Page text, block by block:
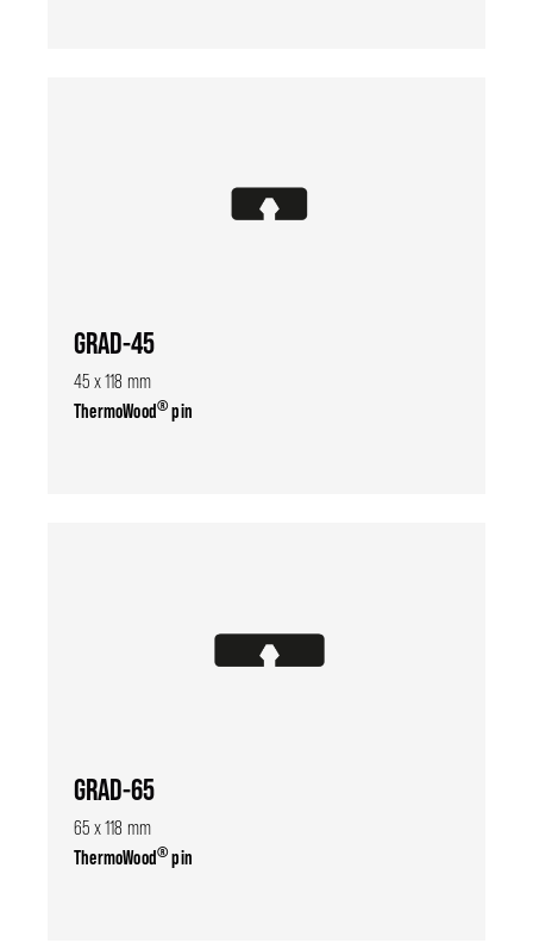
GRAD-45
45 x 118 mm
ThermoWood®pin
GRAD-65
65 x 118 mm
ThermoWood®pin